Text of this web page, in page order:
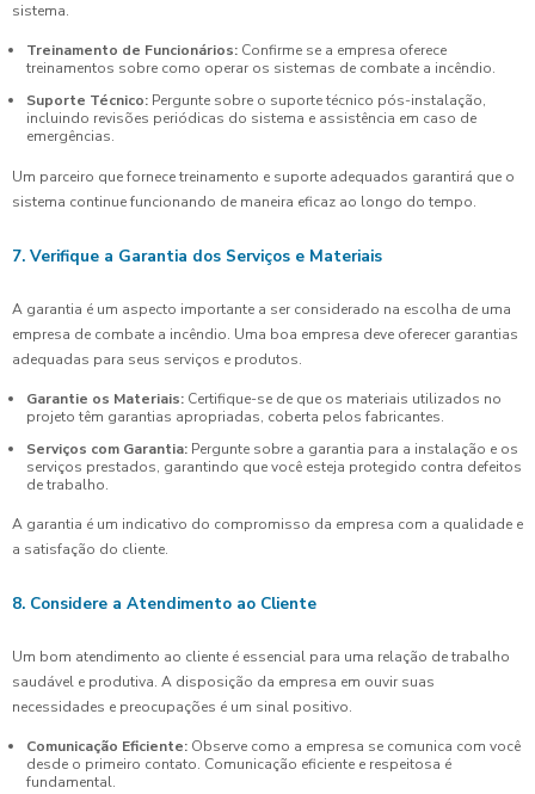
sistema.
Treinamento de Funcionários: Confirme se a empresa oferece
treinamentos sobre como operar os sistemas de combate a incêndio.
Suporte Técnico: Pergunte sobre o suporte técnico pós-instalação,
incluindo revisões periódicas do sistema e assistência em caso de
emergências.
Um parceiro que fornece treinamento e suporte adequados garantirá que o
sistema continue funcionando de maneira eficaz ao longo do tempo.
7. Verifique a Garantia dos Serviços e Materiais
A garantia é um aspecto importante a ser considerado na escolha de uma
empresa de combate a incêndio. Uma boa empresa deve oferecer garantias
adequadas para seus serviços e produtos.
Garantie os Materiais: Certifique-se de que os materiais utilizados no
projeto têm garantias apropriadas, coberta pelos fabricantes.
Serviços com Garantia: Pergunte sobre a garantia para a instalação e os
serviços prestados, garantindo que você esteja protegido contra defeitos
de trabalho.
A garantia é um indicativo do compromisso da empresa com a qualidade e
a satisfação do cliente.
8. Considere a Atendimento ao Cliente
Um bom atendimento ao cliente é essencial para uma relação de trabalho
saudável e produtiva. A disposição da empresa em ouvir suas
necessidades e preocupações é um sinal positivo.
Comunicação Eficiente: Observe como a empresa se comunica com você
desde o primeiro contato. Comunicação eficiente e respeitosa é
fundamental.